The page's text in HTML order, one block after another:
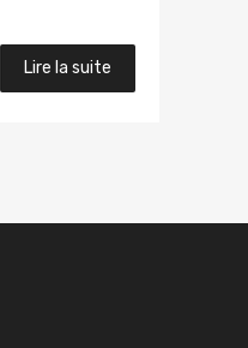
Lire la suite